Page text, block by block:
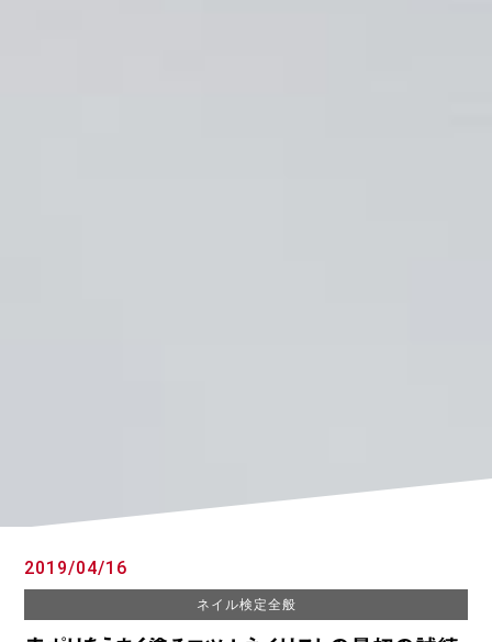
2019/04/16
ネイル検定全般